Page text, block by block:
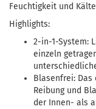
Feuchtigkeit und
Highlights:
2-in-1-System:
einzeln
Blasenfrei:
Reibung und
der Innen- als